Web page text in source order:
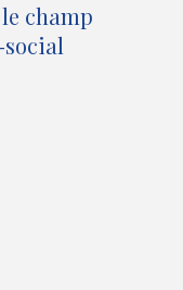
n
o
champ